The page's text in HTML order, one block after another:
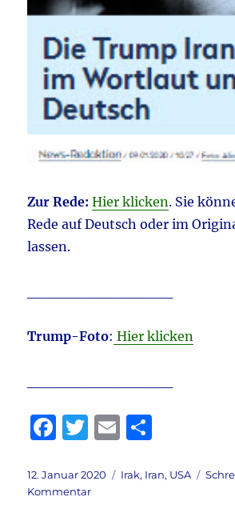
Zur Rede: Hier klicken. Sie
Rede auf Deutsch oder im
lassen.
Trump-Foto: Hier klicken
F
c
e
T
it
te
E
ai le
Veröffentlicht
am
12. Januar 2020 Kategorien
Irak, Iran, USA
Kommentarzu